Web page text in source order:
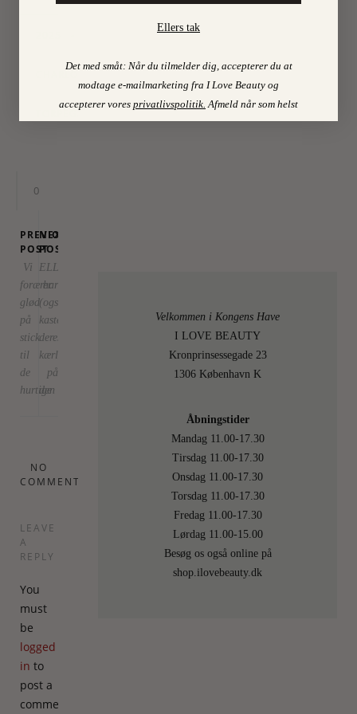
TORPEGAARD
0
PREVIOUS
POST
Vi
forærer
glød
på
stick
til
de
hurtige
NEXT
POST
ELLE
har
(også)
kastet
deres
kærlighed
på
den
NO
COMMENTS
LEAVE
A
REPLY
You
must
be
logged
in to
post a
comment.
Velkommen i Kongens Have
I LOVE BEAUTY
Kronprinsessegade 23
1306 København K
Åbningstider
Mandag 11.00-17.30
Tirsdag 11.00-17.30
Onsdag 11.00-17.30
Torsdag 11.00-17.30
Fredag 11.00-17.30
Lørdag 11.00-15.00
Besøg os også online på
shop.ilovebeauty.dk
Ellers tak
Det med småt: Når du tilmelder dig, accepterer du at
modtage e-mailmarketing fra I Love Beauty og
accepterer vores privatlivspolitik. Afmeld når som helst